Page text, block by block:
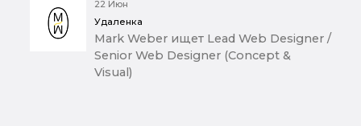
22 Июн
Удаленка
Mark Weber ищет Lead Web Designer /
Senior Web Designer (Concept &
Visual)